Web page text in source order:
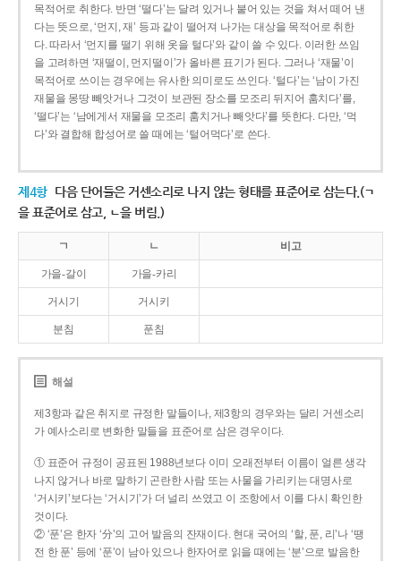
목적어로 취한다. 반면 ‘떨다’는 달려 있거나 붙어 있는 것을 쳐서 떼어 낸
다는 뜻으로, ‘먼지, 재’ 등과 같이 떨어져 나가는 대상을 목적어로 취한
다. 따라서 ‘먼지를 떨기 위해 옷을 털다’와 같이 쓸 수 있다. 이러한 쓰임
을 고려하면 ‘재떨이, 먼지떨이’가 올바른 표기가 된다. 그러나 ‘재물’이
목적어로 쓰이는 경우에는 유사한 의미로도 쓰인다. ‘털다’는 ‘남이 가진
재물을 몽땅 빼앗거나 그것이 보관된 장소를 모조리 뒤지어 훔치다’를,
‘떨다’는 ‘남에게서 재물을 모조리 훔치거나 빼앗다’를 뜻한다. 다만, ‘먹
다’와 결합해 합성어로 쓸 때에는 ‘털어먹다’로 쓴다.
제4항 다음 단어들은 거센소리로 나지 않는 형태를 표준어로 삼는다.(ㄱ
을 표준어로 삼고, ㄴ을 버림.)
ㄱ ㄴ 비고
가을-갈이 가을-카리
거시기 거시키
분침 푼침
해설
제3항과 같은 취지로 규정한 말들이나, 제3항의 경우와는 달리 거센소리
가 예사소리로 변화한 말들을 표준어로 삼은 경우이다.
① 표준어 규정이 공표된 1988년보다 이미 오래전부터 이름이 얼른 생각
나지 않거나 바로 말하기 곤란한 사람 또는 사물을 가리키는 대명사로
‘거시키’보다는 ‘거시기’가 더 널리 쓰였고 이 조항에서 이를 다시 확인한
것이다.
② ‘푼’은 한자 ‘分’의 고어 발음의 잔재이다. 현대 국어의 ‘할, 푼, 리’나 ‘땡
전 한 푼’ 등에 ‘푼’이 남아 있으나 한자어로 읽을 때에는 ‘분’으로 발음한